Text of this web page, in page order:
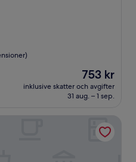
Priset
är
753 kr
753 kr
inklusive skatter och avgifter
31 aug. – 1 sep.